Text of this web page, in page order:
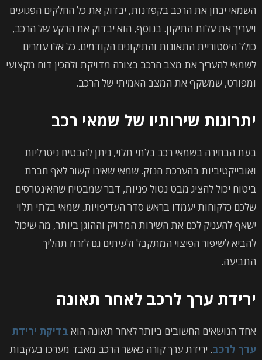
השמאי יבחן את הרכב בקפדנות, יבדוק את כל החלקים הפגועים
ויעריך את עלות התיקון. בנוסף, הוא יבדוק את הרקע של הרכב,
כולל היסטוריית התאונות והתיקונים הקודמים. כל אלו עוזרים
לשמאי להעריך את מצב הרכב בצורה מדויקת ולהכין דוח מקצועי
ומפורט, שמשקף את המצב האמיתי של הרכב.
יתרונות שירותיו של שמאי רכב
בעת הבחירה בשמאי רכב בלתי תלוי, ניתן להבטיח ניטרליות
ואובייקטיביות בהערכת הנזק. שמאי שאינו קשור לאף חברת
ביטוח יכול להציג מבט נטול פניות, דבר שמבטיח שהאינטרסים
שלכם כלקוחות יעמדו בראש סדר העדיפויות. שמאי בלתי תלוי
ישאף להעניק לכם את השירות המדויק וההוגן ביותר, מה שיכול
להביא לשיפור הפיצוי המתקבל ולעיתים גם לזרוז תהליך
התביעה.
ירידת ערך לרכב לאחר תאונה
אחד הנושאים החשובים ביותר לאחר תאונה הוא בדיקת ירידת
ערך לרכב. ירידת ערך קורה כאשר הרכב מאבד מערכו בעקבות